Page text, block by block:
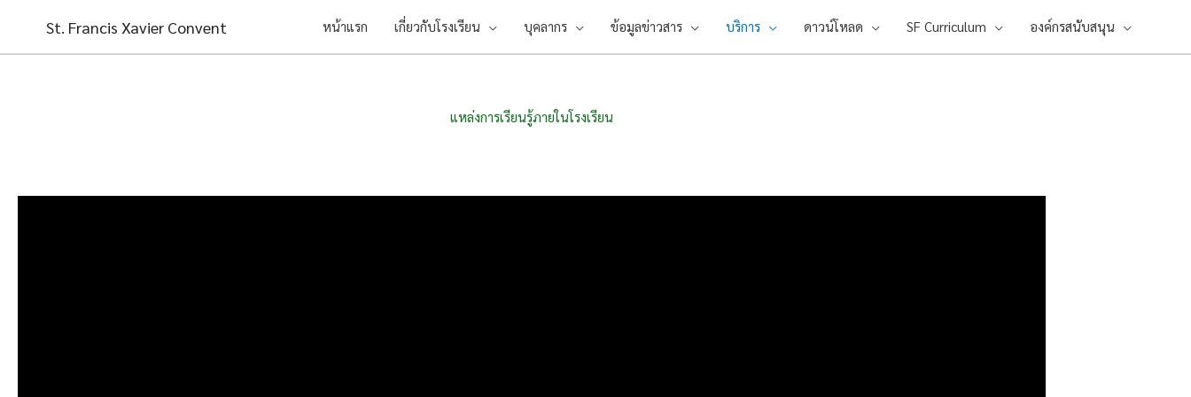
content
St. Francis Xavier Convent หน้าแรก เกี่ยวกับโรงเรียน บุคลากร ข้อมูลข่าวสาร บริการ ดาวน์โหลด SF Curriculum องค์กรสนับสนุน
แหล่งการเรียนรู้ภายในโรงเรียน